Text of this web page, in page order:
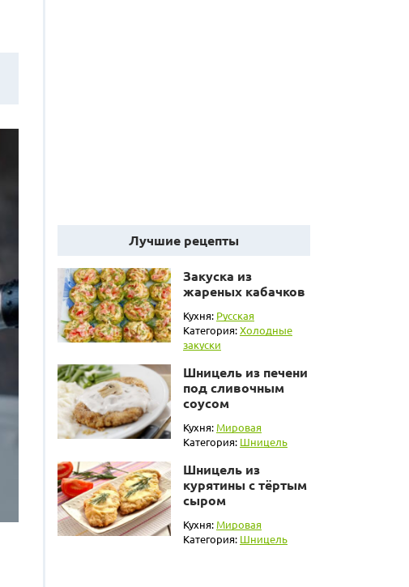
Лучшие рецепты
Закуска из
жареных кабачков
Кухня: Русская
Категория:Холодные
закуски
Шницель из печени
под сливочным
соусом
Кухня: Мировая
Категория: Шницель
Шницель из
курятины с тёртым
сыром
Кухня: Мировая
Категория: Шницель